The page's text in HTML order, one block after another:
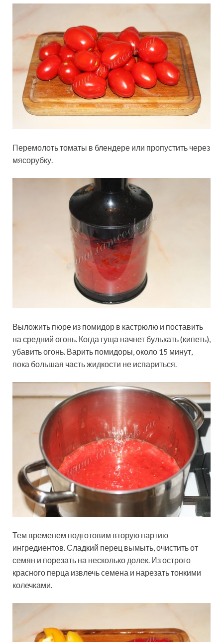
Перемолоть томаты в блендере или пропустить через
мясорубку.
Выложить пюре из помидор в кастрюлю и поставить
на средний огонь. Когда гуща начнет булькать (кипеть),
убавить огонь. Варить помидоры, около 15 минут,
пока большая часть жидкости не испариться.
Тем временем подготовим вторую партию
ингредиентов. Сладкий перец вымыть, очистить от
семян и порезать на несколько долек. Из острого
красного перца извлечь семена и нарезать тонкими
колечками.